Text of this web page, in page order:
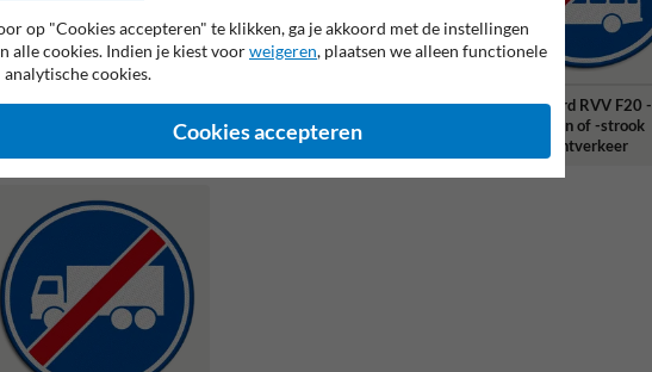
RVV F18 -
Verkeersbord RVV F19 -
Rijbaan of -strook bus en
vrachtverkeer
Verkeersbord RVV F20 -
Einde rijbaan of -strook
bus en vrachtverkeer
op "Cookies accepteren" te klikken, ga je akkoord met de instellingen
alle cookies. Indien je kiest voorweigeren, plaatsen we alleen functionele
analytische cookies.
Cookies accepteren